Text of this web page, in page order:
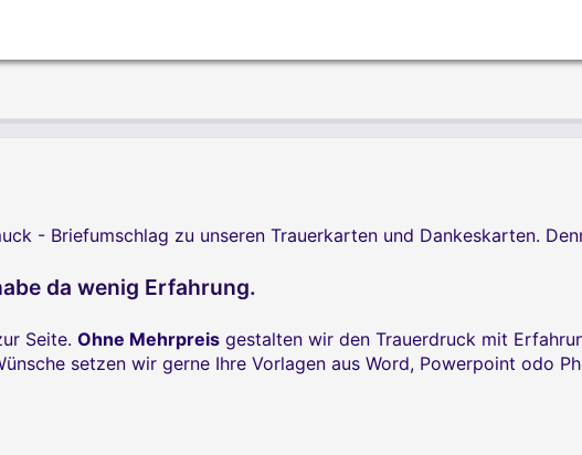
- Briefumschlag zu unseren Trauerkarten und Dankeskarten.
da wenig Erfahrung.
Seite. Ohne Mehrpreis gestalten wir den Trauerdruck mit
setzen wir gerne Ihre Vorlagen aus Word, Powerpoint odo